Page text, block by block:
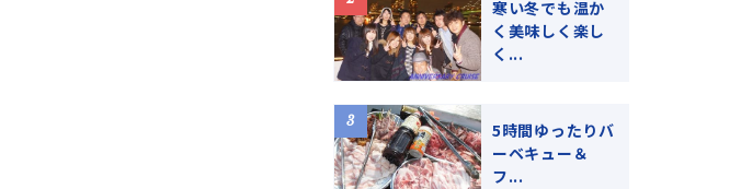
寒い冬でも温か
く美味しく楽し
く...
5時間ゆったりバ
ーベキュー＆
フ...